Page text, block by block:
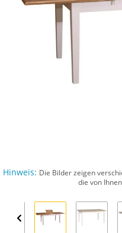
Hinweis: Die Bilder zeigen
die von